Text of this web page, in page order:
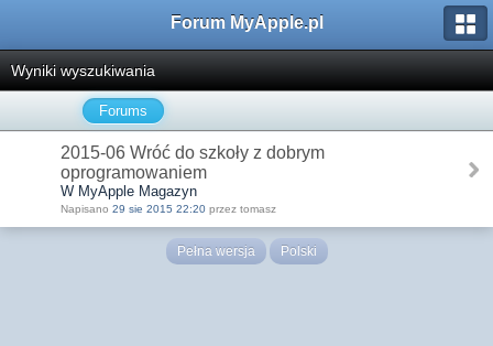
Forum MyApple.pl
Wyniki wyszukiwania
Forums
2015-06 Wróć do szkoły z dobrym
oprogramowaniem
W MyApple Magazyn
Napisano 29 sie 2015 22:20 przez tomasz
Pełna wersja Polski